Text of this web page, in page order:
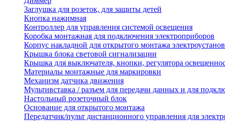
Заглушка для розеток, для защиты детей
Кнопка нажимная
Контроллер для управления системой освещения
Коробка монтажная для подключения электроприборов
Корпус накладной для открытого монтажа
Крышка блока световой сигнализации
Крышка для выключателя, кнопки, регулятора
Материалы монтажные для маркировки
Механизм датчика движения
Мультивставка / разъем для передачи данных и для
Настольный розеточный блок
Основание для открытого монтажа
Передатчик/пульт дистанционного управления для